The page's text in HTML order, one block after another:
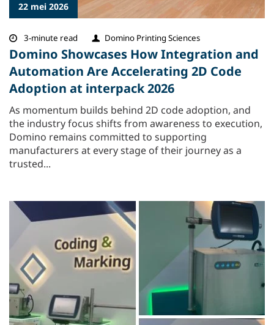
22 mei 2026
3-minute read Domino Printing Sciences
Domino Showcases How Integration and
Automation Are Accelerating 2D Code
Adoption at interpack 2026
As momentum builds behind 2D code adoption, and
the industry focus shifts from awareness to execution,
Domino remains committed to supporting
manufacturers at every stage of their journey as a
trusted...